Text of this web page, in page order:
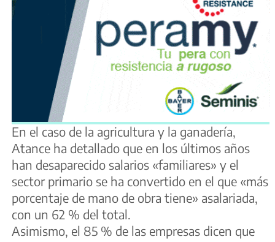
En el caso de la agricultura y la ganadería,
Atance ha detallado que en los últimos años
han desaparecido salarios «familiares» y el
sector primario se ha convertido en el que «más
porcentaje de mano de obra tiene» asalariada,
con un 62 % del total.
Asimismo, el 85 % de las empresas dicen que